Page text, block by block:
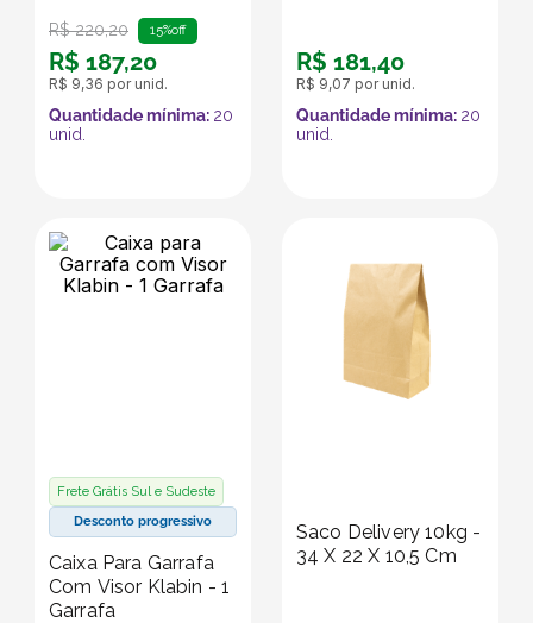
R$ 220,20 15%off
R$ 187,20
R$ 9,36 por unid.
Quantidade mínima: 20
unid.
R$ 181,40
R$ 9,07 por unid.
Quantidade mínima: 20
unid.
Frete Grátis Sul e Sudeste
Desconto progressivo
Caixa Para Garrafa
Com Visor Klabin - 1
Garrafa
Saco Delivery 10kg -
34 X 22 X 10,5 Cm